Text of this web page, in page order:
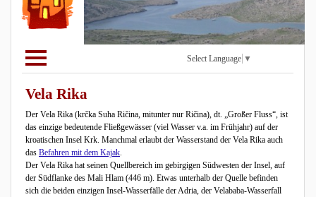
Select Language ▼
Vela Rika
Der Vela Rika (krčka Suha Ričina, mitunter nur Ričina), dt. „Großer Fluss“, ist
das einzige bedeutende Fließgewässer (viel Wasser v.a. im Frühjahr) auf der
kroatischen Insel Krk. Manchmal erlaubt der Wasserstand der Vela Rika auch
das Befahren mit dem Kajak.
Der Vela Rika hat seinen Quellbereich im gebirgigen Südwesten der Insel, auf
der Südflanke des Mali Hlam (446 m). Etwas unterhalb der Quelle befinden
sich die beiden einzigen Insel-Wasserfälle der Adria, der Velababa-Wasserfall